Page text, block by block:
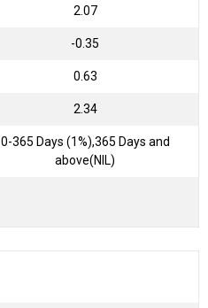
2.07
-0.35
0.63
2.34
0-365 Days (1%),365 Days and
above(NIL)